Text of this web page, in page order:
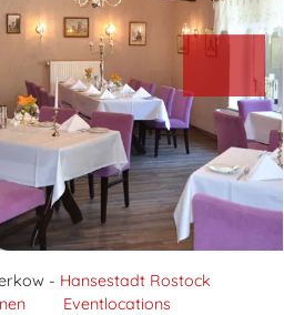
- Hansestadt Rostock
Eventlocations